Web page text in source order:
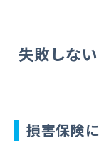
失敗しな
損害保険